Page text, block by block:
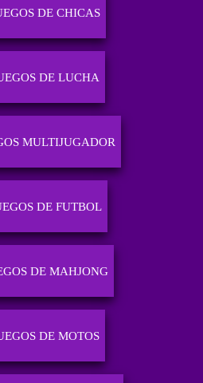
DE CHICAS
DE LUCHA
MULTIJUGADOR
DE FUTBOL
DE MAHJONG
DE MOTOS